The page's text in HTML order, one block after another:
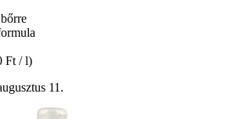
Ft / l)
11.